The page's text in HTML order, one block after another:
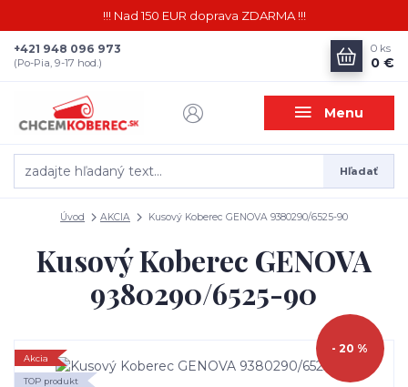
!!! Nad 150 EUR doprava ZDARMA !!!
Menu
Hľadať
+421 948 096 973
(Po-Pia, 9-17 hod.)
0 ks
0 €
Úvod AKCIA Kusový Koberec GENOVA 9380290/6525-90
Kusový Koberec GENOVA
9380290/6525-90
Akcia
TOP produkt
- 20 %